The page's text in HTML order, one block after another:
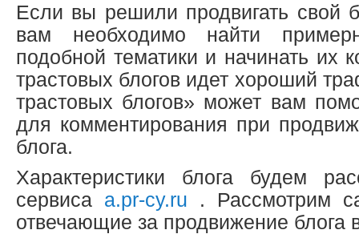
Если вы решили продвигать свой
вам необходимо найти
подобной тематики и начинать их
трастовых блогов идет хороший
трастовых блогов» может вам
для комментирования при
блога.
Характеристики блога будем
сервиса a.pr-cy.ru . Рассмотрим
отвечающие за продвижение блога